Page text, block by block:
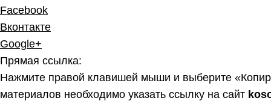
Facebook
Вконтакте
Google+
Прямая ссылка:
Нажмите правой клавишей мыши и выберите
материалов необходимо указать ссылку на сайт